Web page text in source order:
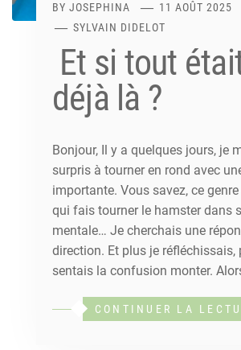
BY JOSEPHINA
11 AOÛT 2025
SYLVAIN DIDELOT
Et si tout
déjà là ?
Bonjour, Il y a quelques jours, je
surpris à tourner en rond avec
importante. Vous savez, ce
qui fais tourner le hamster dans
mentale… Je cherchais une
direction. Et plus je réfléchissais,
sentais la confusion monter.
CONTINUER LA